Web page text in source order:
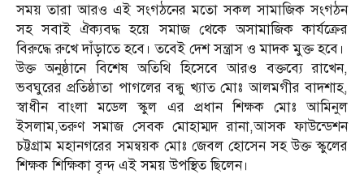
সময় তারা আরও এই সংগঠনের মতো সকল সামাজিক সংগঠন
সহ সবাই ঐক্যবদ্ধ হয়ে সমাজ থেকে অসামাজিক কার্যক্রের
বিরুদ্ধে রুখে দাঁড়াতে হবে। তবেই দেশ সন্ত্রাস ও মাদক মুক্ত হবে।
উক্ত অনুষ্ঠানে বিশেষ অতিথি হিসেবে আরও বক্তব্যে রাখেন,
ভবঘুরের প্রতিষ্ঠাতা পাগলের বন্ধু খ‍্যাত মোঃ আলমগীর বাদশাহ,
স্বাধীন বাংলা মডেল স্কুল এর প্রধান শিক্ষক মোঃ আমিনুল
ইসলাম,তরুণ সমাজ সেবক মোহাম্মদ রানা,আসক ফাউন্ডেশন
চট্টগ্রাম মহানগরের সমন্বয়ক মোঃ জেবল হোসেন সহ উক্ত স্কুলের
শিক্ষক শিক্ষিকা বৃন্দ এই সময় উপস্থিত ছিলেন।